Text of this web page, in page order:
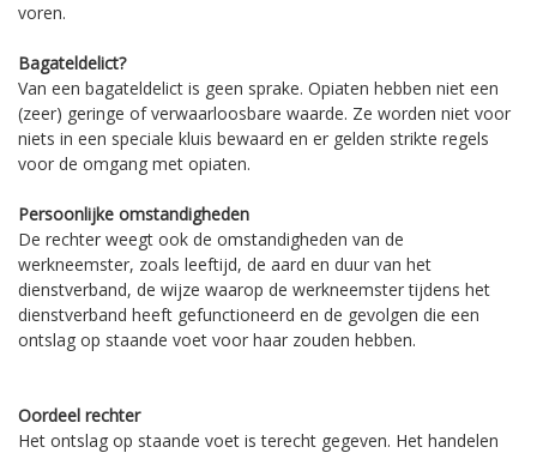
voren.
Bagateldelict?
Van een bagateldelict is geen sprake. Opiaten hebben niet een
(zeer) geringe of verwaarloosbare waarde. Ze worden niet voor
niets in een speciale kluis bewaard en er gelden strikte regels
voor de omgang met opiaten.
Persoonlijke omstandigheden
De rechter weegt ook de omstandigheden van de
werkneemster, zoals leeftijd, de aard en duur van het
dienstverband, de wijze waarop de werkneemster tijdens het
dienstverband heeft gefunctioneerd en de gevolgen die een
ontslag op staande voet voor haar zouden hebben.
Oordeel rechter
Het ontslag op staande voet is terecht gegeven. Het handelen